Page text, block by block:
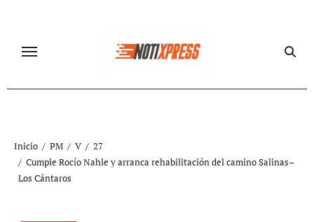
contenido
Inicio PM V
27
Cumple Rocío Nahle y arranca rehabilitación del camino Salinas–
Los Cántaros